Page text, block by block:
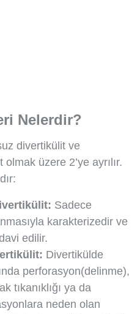
Nelerdir?
divertikülit ve
üzere 2’ye ayrılır.
Sadece
karakterizedir ve
edilir.
Divertikülde
perforasyon(delinme),
tıkanıklığı ya da
neden olan